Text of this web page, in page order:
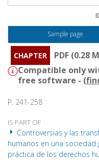
Sample page
CHAPTER
PDF (0.28
Compatible only
free software - (
P. 241-258
IS PART OF
Controversias y las
humanos en una sociedad
práctica de los derechos